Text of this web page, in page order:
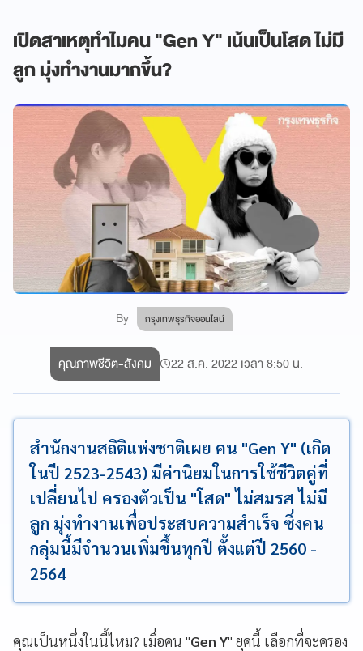
เปิดสาเหตุทำไมคน "Gen Y" เน้นเป็นโสด ไม่มี
ลูก มุ่งทำงานมากขึ้น?
By กรุงเทพธุรกิจออนไลน์
คุณภาพชีวิต-สังคม 22 ส.ค. 2022 เวลา 8:50 น.
สำนักงานสถิติแห่งชาติเผย คน "Gen Y" (เกิด
ในปี 2523-2543) มีค่านิยมในการใช้ชีวิตคู่ที่
เปลี่ยนไป ครองตัวเป็น "โสด" ไม่สมรส ไม่มี
ลูก มุ่งทำงานเพื่อประสบความสำเร็จ ซึ่งคน
กลุ่มนี้มีจำนวนเพิ่มขึ้นทุกปี ตั้งแต่ปี 2560 -
2564
คุณเป็นหนึ่งในนี้ไหม? เมื่อคน "Gen Y" ยุคนี้ เลือกที่จะครอง